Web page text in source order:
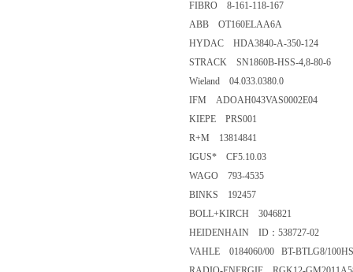
FIBRO 8-161-118-167
ABB OT160ELAA6A
HYDAC HDA3840-A-350-124
STRACK SN1860B-HSS-4,8-80-6
Wieland 04.033.0380.0
IFM ADOAH043VAS0002E04
KIEPE PRS001
R+M 13814841
IGUS* CF5.10.03
WAGO 793-4535
BINKS 192457
BOLL+KIRCH 3046821
HEIDENHAIN ID：538727-02
VAHLE 0184060/00 BT-BTLG8/